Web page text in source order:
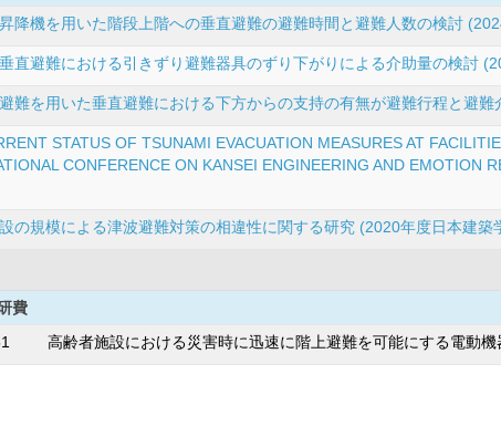
降機を用いた階段上階への垂直避難の避難時間と避難人数の検討
直避難における引きずり避難器具のずり下がりによる介助量の検討
難を用いた垂直避難における下方からの支持の有無が避難行程と避
STATUS OF TSUNAMI EVACUATION MEASURES AT
CONFERENCE ON KANSEI ENGINEERING AND EMOTION
の規模による津波避難対策の相違性に関する研究 (2020年度日本建築
費
高齢者施設における災害時に迅速に階上避難を可能にする電動